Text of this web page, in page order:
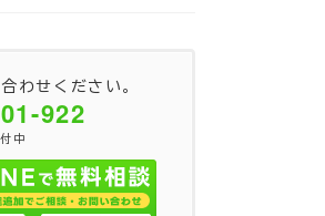
わせください。
922
中